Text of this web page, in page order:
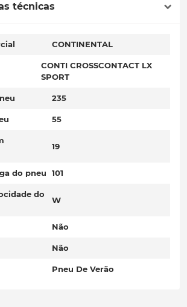
técnicas
CONTINENTAL
CONTI CROSSCONTACT LX
SPORT
235
55
19
do pneu 101
do
W
Não
Não
Pneu De Verão